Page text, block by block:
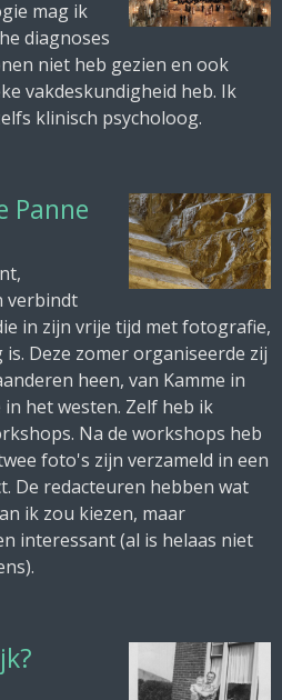
mag ik
diagnoses
niet heb gezien en ook
vakdeskundigheid heb. Ik
klinisch psycholoog.
Panne
verbindt
in zijn vrije tijd met fotografie,
Deze zomer organiseerde zij
heen, van Kamme in
het westen. Zelf heb ik
Na de workshops heb
foto's zijn verzameld in een
De redacteuren hebben wat
ik zou kiezen, maar
interessant (al is helaas niet